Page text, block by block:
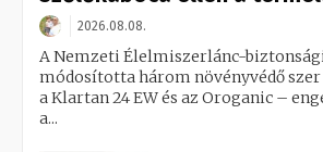
2026.08.08.
A Nemzeti Élelmiszerlánc-
módosította három növényvédő szer
a Klartan 24 EW és az Oroganic –
a...